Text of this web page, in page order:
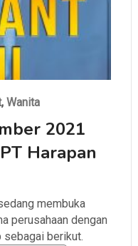
, Wanita
2021
Harapan
membuka
perusahaan dengan
berikut.